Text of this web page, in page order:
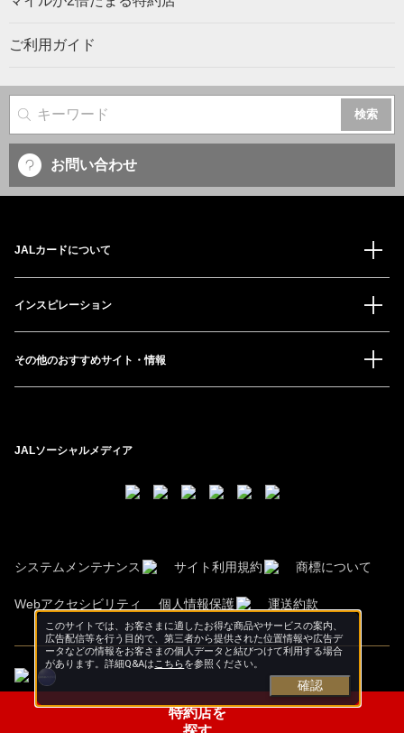
特約店を
ご利用ガイド
サイト内検索
お問い合わせ
JALカードについて
インスピレーション
その他のおすすめサイト・情報
JALソーシャルメディア
システムメンテナンス サイト利用規約 商標について
Webアクセシビリティ 個人情報保護 運送約款
Copyright © Japan Airlines. & JALCARD,INC All rights reserved.
このサイトでは、お客さまに適したお得な商品やサービスの案内、
広告配信等を行う目的で、第三者から提供された位置情報や広告デ
ータなどの情報をお客さまの個人データと結びつけて利用する場合
があります。詳細Q&Aはこちらを参照ください。
確認